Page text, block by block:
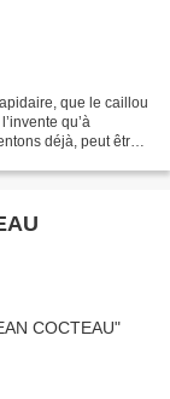
que le caillou
qu’à
déjà, peut être